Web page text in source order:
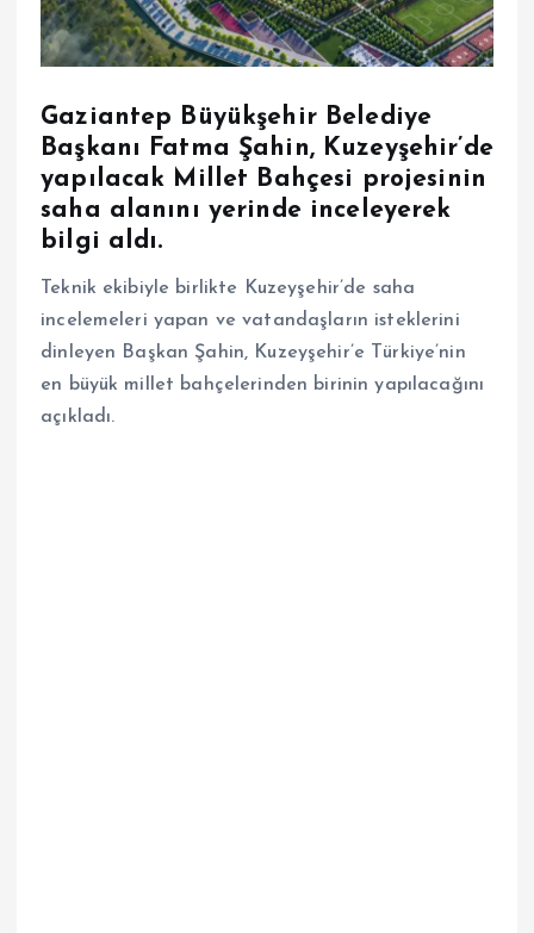
Gaziantep Büyükşehir Belediye
Başkanı Fatma Şahin, Kuzeyşehir’de
yapılacak Millet Bahçesi projesinin
saha alanını yerinde inceleyerek
bilgi aldı.
Teknik ekibiyle birlikte Kuzeyşehir’de saha
incelemeleri yapan ve vatandaşların isteklerini
dinleyen Başkan Şahin, Kuzeyşehir’e Türkiye’nin
en büyük millet bahçelerinden birinin yapılacağını
açıkladı.